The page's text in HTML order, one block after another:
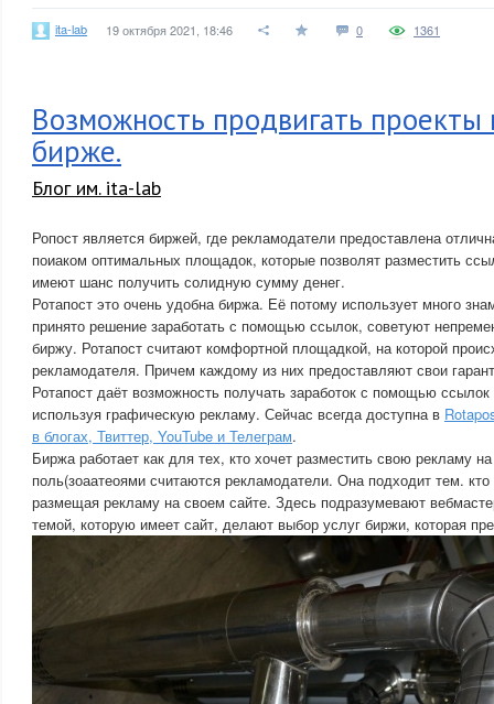
ita-lab 19 октября 2021, 18:46 0 1361
Возможность продвигать
бирже.
Блог им. ita-lab
Ропост является биржей, где рекламодатели предоставлена
поиаком оптимальных площадок, которые позволят разместить
имеют шанс получить солидную сумму денег.
Ротапост это очень удобна биржа. Её потому использует много
принято решение заработать с помощью ссылок, советуют
биржу. Ротапост считают комфортной площадкой, на которой
рекламодателя. Причем каждому из них предоставляют свои
Ротапост даёт возможность получать заработок с помощью ссылок
используя графическую рекламу. Сейчас всегда доступна в
в блогах, Твиттер, YouTube и Телеграм.
Биржа работает как для тех, кто хочет разместить свою рекламу
поль(зоаатеоями считаются рекламодатели. Она подходит тем. кто
размещая рекламу на своем сайте. Здесь подразумевают
темой, которую имеет сайт, делают выбор услуг биржи, которая